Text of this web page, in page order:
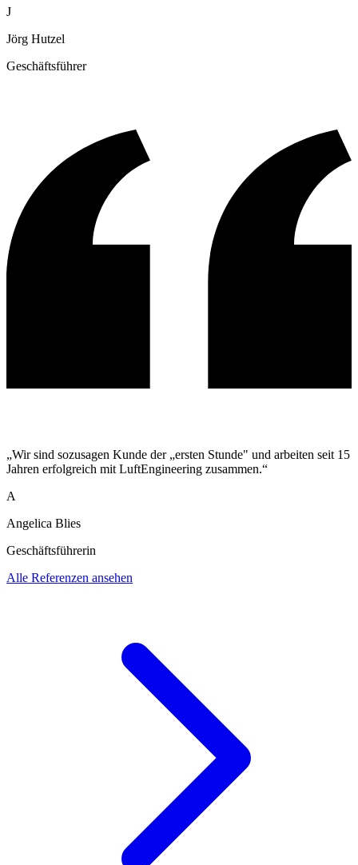
J
Jörg Hutzel
Geschäftsführer
„Wir sind sozusagen Kunde der „ersten Stunde" und arbeiten seit 15
Jahren erfolgreich mit LuftEngineering zusammen.“
A
Angelica Blies
Geschäftsführerin
Alle Referenzen ansehen